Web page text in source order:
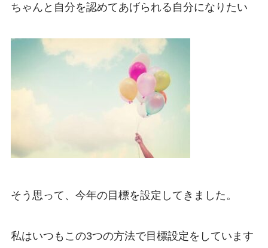
ちゃんと自分を認めてあげられる自分になりたい
そう思って、今年の目標を設定してきました。
私はいつもこの3つの方法で目標設定をしています